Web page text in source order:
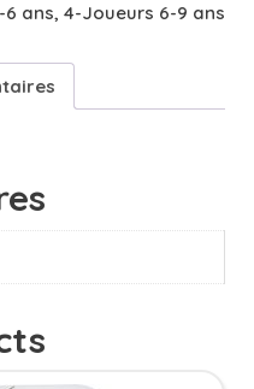
6 ans, 4-Joueurs 6-9 ans